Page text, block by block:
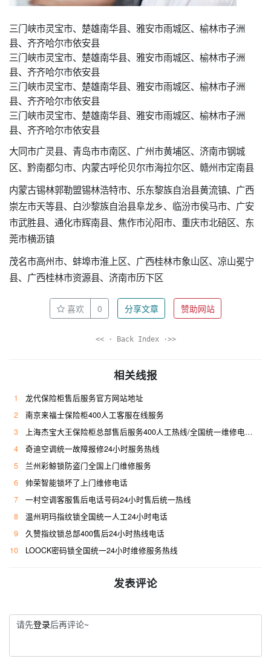
三门峡市灵宝市、楚雄南华县、雅安市雨城区、榆林市子洲
县、齐齐哈尔市依安县
三门峡市灵宝市、楚雄南华县、雅安市雨城区、榆林市子洲
县、齐齐哈尔市依安县
三门峡市灵宝市、楚雄南华县、雅安市雨城区、榆林市子洲
县、齐齐哈尔市依安县
三门峡市灵宝市、楚雄南华县、雅安市雨城区、榆林市子洲
县、齐齐哈尔市依安县
大同市广灵县、青岛市市南区、广州市黄埔区、济南市钢城
区、黔南都匀市、内蒙古呼伦贝尔市海拉尔区、赣州市定南县
内蒙古锡林郭勒盟锡林浩特市、乐东黎族自治县黄流镇、广西
崇左市天等县、白沙黎族自治县阜龙乡、临汾市侯马市、广安
市武胜县、通化市辉南县、焦作市沁阳市、重庆市北碚区、东
莞市横沥镇
茂名市高州市、蚌埠市淮上区、广西桂林市象山区、凉山冕宁
县、广西桂林市资源县、济南市历下区
喜欢 0 分享文章 赞助网站
<< · Back Index ·>>
相关线报
1
龙代保险柜售后服务官方网站地址
2
南京来福士保险柜400人工客服在线服务
3
上海杰宝大王保险柜总部售后服务400人工热线/全国统一维修电话是多少
4
奇迪空调统一故障报修24小时服务热线
5
兰州彩鲸锁防盗门全国上门维修服务
6
帅荣智能锁坏了上门维修电话
7
一村空调客服售后电话号码24小时售后统一热线
8
温州玥玛指纹锁全国统一人工24小时电话
9
久赞指纹锁总部400售后24小时热线电话
10
LOOCK密码锁全国统一24小时维修服务热线
发表评论
请先登录后再评论~